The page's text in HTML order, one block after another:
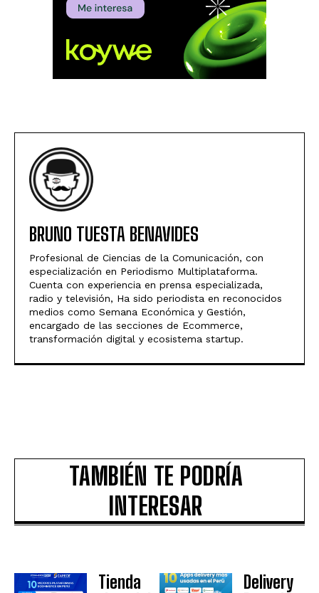
BRUNO TUESTA BENAVIDES
Profesional de Ciencias de la Comunicación, con
especialización en Periodismo Multiplataforma.
Cuenta con experiencia en prensa especializada,
radio y televisión, Ha sido periodista en reconocidos
medios como Semana Económica y Gestión,
encargado de las secciones de Ecommerce,
transformación digital y ecosistema startup.
TAMBIÉN TE PODRÍA
INTERESAR
Tienda
Delivery